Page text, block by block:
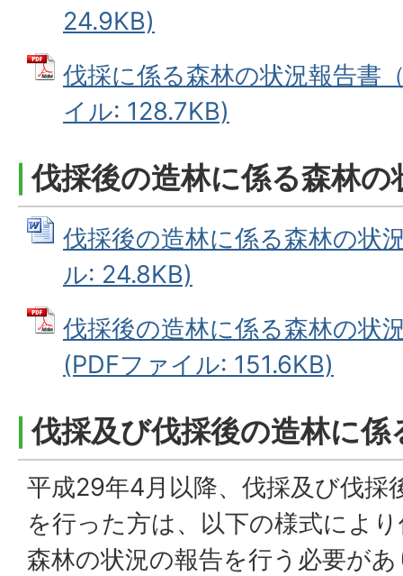
24.9KB)
伐採に係る森林の状況報告書
イル: 128.7KB)
伐採後の造林に係る森林の
伐採後の造林に係る森林の状
ル: 24.8KB)
伐採後の造林に係る森林の状
(PDFファイル: 151.6KB)
伐採及び伐採後の造林に係
平成29年4月以降、伐採及び伐採
を行った方は、以下の様式によ
森林の状況の報告を行う必要が